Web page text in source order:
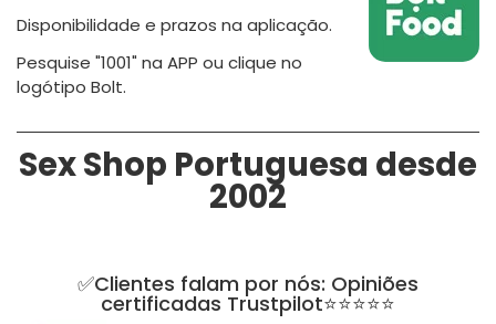
Disponibilidade e prazos na aplicação.
Pesquise "1001" na APP ou clique no
logótipo Bolt.
Sex Shop Portuguesa desde
2002
✅Clientes falam por nós: Opiniões
certificadas Trustpilot⭐⭐⭐⭐⭐